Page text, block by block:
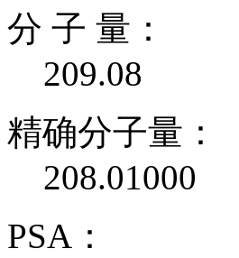
分 子 量：
209.08
精确分子量：
208.01000
PSA：